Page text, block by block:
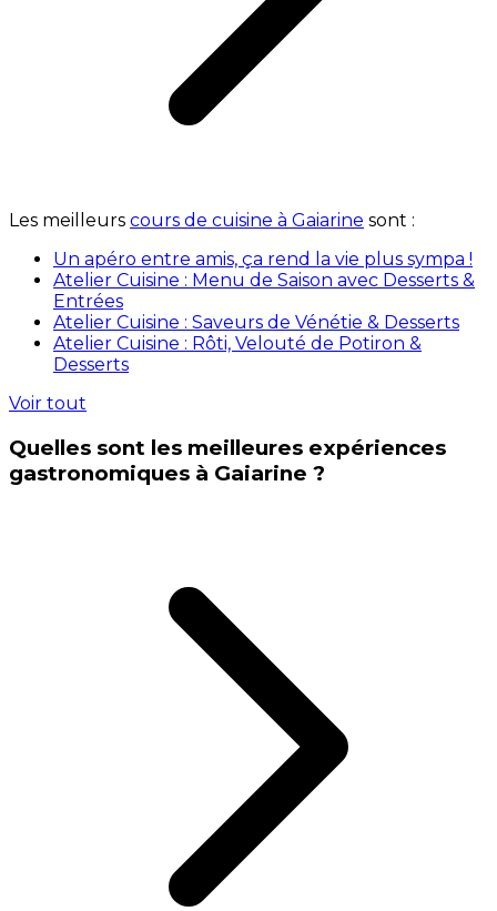
Les meilleurs cours de cuisine à Gaiarine sont :
Un apéro entre amis, ça rend la vie plus sympa !
Atelier Cuisine : Menu de Saison avec Desserts &
Entrées
Atelier Cuisine : Saveurs de Vénétie & Desserts
Atelier Cuisine : Rôti, Velouté de Potiron &
Desserts
Voir tout
Quelles sont les meilleures expériences
gastronomiques à Gaiarine ?